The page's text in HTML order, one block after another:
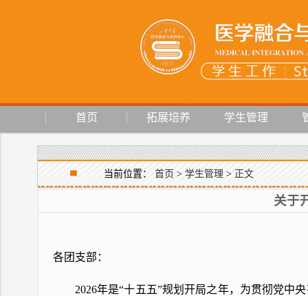
首页 拓展培养 学生管理
当前位置： 首页 > 学生管理 > 正文
关于
各团支部：
2026年是“十五五”规划开局之年，为贯彻党中